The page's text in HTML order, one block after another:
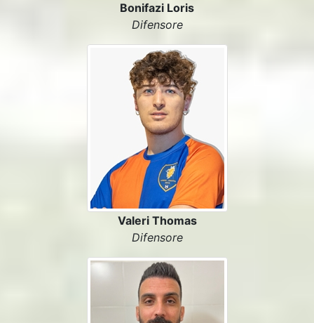
Bonifazi Loris
Difensore
Valeri Thomas
Difensore